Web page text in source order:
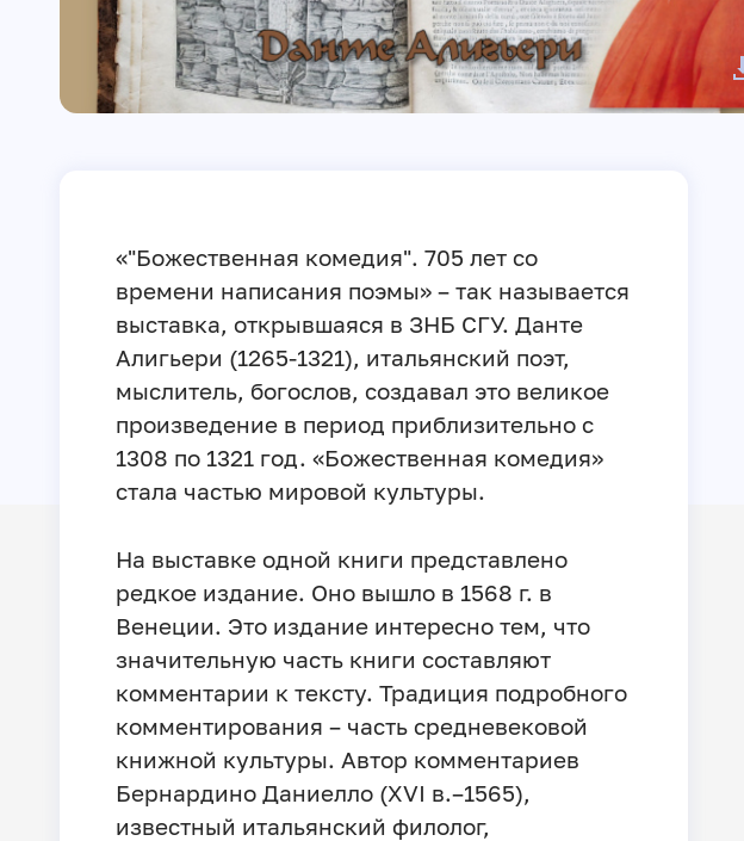
«"Божественная комедия". 705 лет со
времени написания поэмы» – так называется
выставка, открывшаяся в ЗНБ СГУ. Данте
Алигьери (1265-1321), итальянский поэт,
мыслитель, богослов, создавал это великое
произведение в период приблизительно с
1308 по 1321 год. «Божественная комедия»
стала частью мировой культуры.
На выставке одной книги представлено
редкое издание. Оно вышло в 1568 г. в
Венеции. Это издание интересно тем, что
значительную часть книги составляют
комментарии к тексту. Традиция подробного
комментирования – часть средневековой
книжной культуры. Автор комментариев
Бернардино Даниелло (XVI в.–1565),
известный итальянский филолог,